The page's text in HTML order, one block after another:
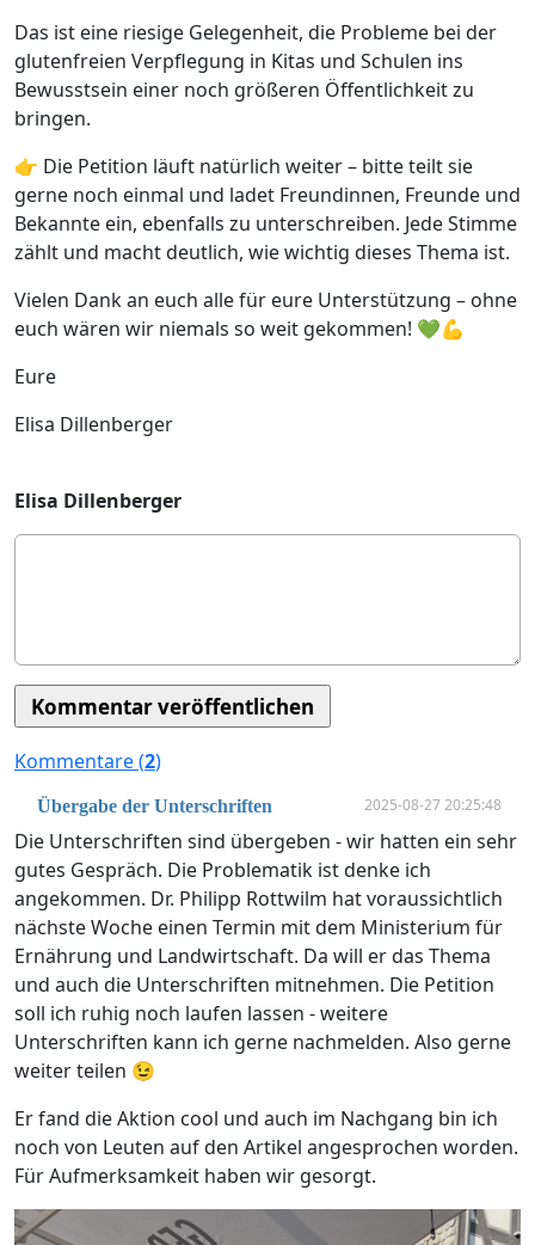
Das ist eine riesige Gelegenheit, die Probleme bei der
glutenfreien Verpflegung in Kitas und Schulen ins
Bewusstsein einer noch größeren Öffentlichkeit zu
bringen.
👉 Die Petition läuft natürlich weiter – bitte teilt sie
gerne noch einmal und ladet Freundinnen, Freunde und
Bekannte ein, ebenfalls zu unterschreiben. Jede Stimme
zählt und macht deutlich, wie wichtig dieses Thema ist.
Vielen Dank an euch alle für eure Unterstützung – ohne
euch wären wir niemals so weit gekommen! 💚💪
Eure
Elisa Dillenberger
Elisa Dillenberger
Kommentare (2)
Übergabe der Unterschriften 2025-08-27 20:25:48
Die Unterschriften sind übergeben - wir hatten ein sehr
gutes Gespräch. Die Problematik ist denke ich
angekommen. Dr. Philipp Rottwilm hat voraussichtlich
nächste Woche einen Termin mit dem Ministerium für
Ernährung und Landwirtschaft. Da will er das Thema
und auch die Unterschriften mitnehmen. Die Petition
soll ich ruhig noch laufen lassen - weitere
Unterschriften kann ich gerne nachmelden. Also gerne
weiter teilen 😉
Er fand die Aktion cool und auch im Nachgang bin ich
noch von Leuten auf den Artikel angesprochen worden.
Für Aufmerksamkeit haben wir gesorgt.